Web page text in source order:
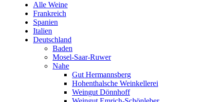
Alle Weine
Frankreich
Spanien
Italien
Deutschland
Baden
Mosel-Saar-Ruwer
Nahe
Gut Hermannsberg
Hohenthalsche Weinkellerei
Weingut Dönnhoff